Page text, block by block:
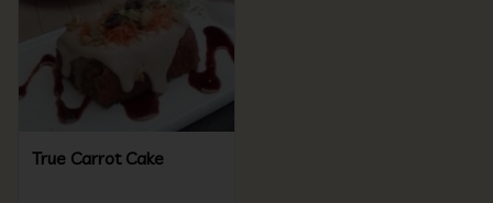
True Carrot Cake